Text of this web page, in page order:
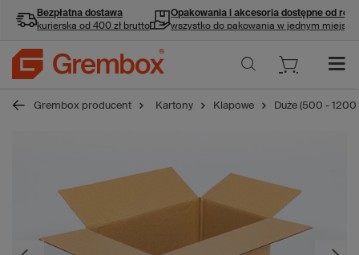
Bezpłatna dostawa
kurierska od 400 zł brutto
Opakowania i akcesoria dostępne od ręki
wszystko do pakowania w jednym miejscu
Grembox producent Kartony Klapowe Duże (500 -